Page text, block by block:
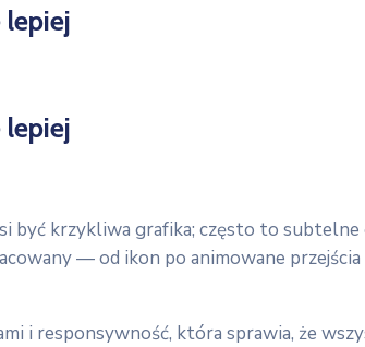
lepiej
lepiej
być krzykliwa grafika; często to subtelne
— od ikon po animowane
i responsywność, która sprawia, że